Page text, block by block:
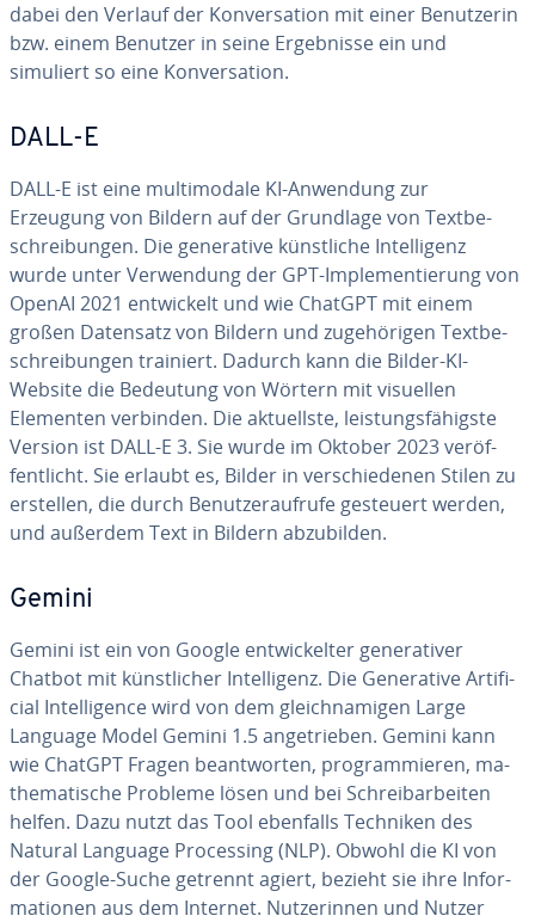
dabei den Verlauf der Kon­ver­sa­ti­on mit einer Be­nut­ze­rin
bzw. einem Benutzer in seine Er­geb­nis­se ein und
simuliert so eine Kon­ver­sa­ti­on.
DALL-E
DALL-E ist eine mul­ti­mo­da­le KI-Anwendung zur
Erzeugung von Bildern auf der Grundlage von Text­be­
schrei­bun­gen. Die ge­ne­ra­ti­ve künst­li­che In­tel­li­genz
wurde unter Ver­wen­dung der GPT-Im­ple­men­tie­rung von
OpenAI 2021 ent­wi­ckelt und wie ChatGPT mit einem
großen Datensatz von Bildern und zu­ge­hö­ri­gen Text­be­
schrei­bun­gen trainiert. Dadurch kann die Bilder-KI-
Website die Bedeutung von Wörtern mit visuellen
Elementen verbinden. Die ak­tu­ells­te, leis­tungs­fä­higs­te
Version ist DALL-E 3. Sie wurde im Oktober 2023 ver­öf­
fent­licht. Sie erlaubt es, Bilder in ver­schie­de­nen Stilen zu
erstellen, die durch Be­nut­zer­auf­ru­fe gesteuert werden,
und außerdem Text in Bildern ab­zu­bil­den.
Gemini
Gemini ist ein von Google ent­wi­ckel­ter ge­ne­ra­ti­ver
Chatbot mit künst­li­cher In­tel­li­genz. Die Ge­ne­ra­ti­ve Ar­ti­fi­
ci­al In­tel­li­gence wird von dem gleich­na­mi­gen Large
Language Model Gemini 1.5 an­ge­trie­ben. Gemini kann
wie ChatGPT Fragen be­ant­wor­ten, pro­gram­mie­ren, ma­
the­ma­ti­sche Probleme lösen und bei Schreib­ar­bei­ten
helfen. Dazu nutzt das Tool ebenfalls Techniken des
Natural Language Pro­ces­sing (NLP). Obwohl die KI von
der Google-Suche getrennt agiert, bezieht sie ihre In­for­
ma­tio­nen aus dem Internet. Nut­ze­rin­nen und Nutzer